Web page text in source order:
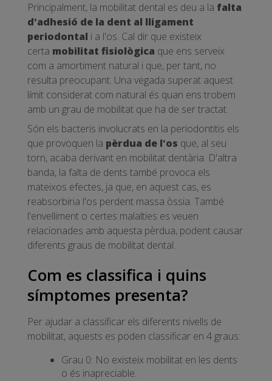
Principalment, la mobilitat dental es deu a la falta
d'adhesió de la dent al lligament
periodontal i a l'os. Cal dir que existeix
certa mobilitat fisiològica que ens serveix
com a amortiment natural i que, per tant, no
resulta preocupant. Una vegada superat aquest
límit considerat com natural és quan ens trobem
amb un grau de mobilitat que ha de ser tractat.
Són els bacteris involucrats en la periodontitis els
que provoquen la pèrdua de l'os que, al seu
torn, acaba derivant en mobilitat dentària. D'altra
banda, la falta de dents també provoca els
mateixos efectes, ja que, en aquest cas, es
reabsorbiria l'os perdent massa òssia. També
l'envelliment o certes malalties es veuen
relacionades amb aquesta pèrdua, podent causar
diferents graus de mobilitat dental.
Com es classifica i quins
símptomes presenta?
Per ajudar a classificar els diferents nivells de
mobilitat, aquests es poden classificar en 4 graus:
Grau 0: No existeix mobilitat en les dents
o és inapreciable.